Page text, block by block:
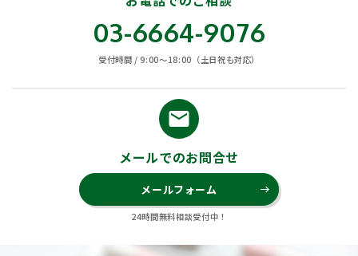
03-6664-9076
受付時間 / 9:00〜18:00（土日祝も対応）
email
メールでのお問合せ
メールフォーム east
24時間無料相談受付中！